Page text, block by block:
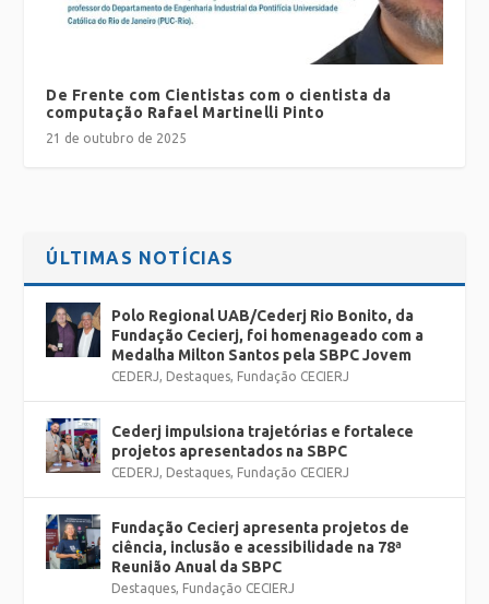
De Frente com Cientistas com o cientista da
computação Rafael Martinelli Pinto
21 de outubro de 2025
ÚLTIMAS NOTÍCIAS
Polo Regional UAB/Cederj Rio Bonito, da
Fundação Cecierj, foi homenageado com a
Medalha Milton Santos pela SBPC Jovem
CEDERJ Destaques Fundação CECIERJ
Cederj impulsiona trajetórias e fortalece
projetos apresentados na SBPC
CEDERJ Destaques Fundação CECIERJ
Fundação Cecierj apresenta projetos de
ciência, inclusão e acessibilidade na 78ª
Reunião Anual da SBPC
Destaques Fundação CECIERJ